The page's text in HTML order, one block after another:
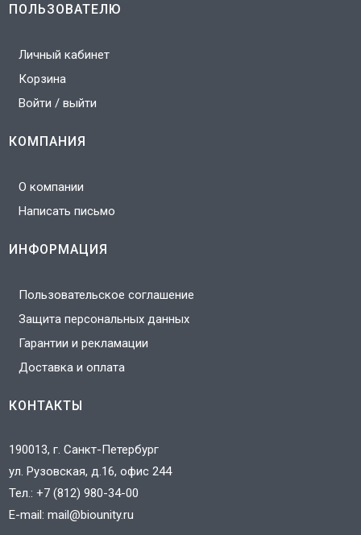
ПОЛЬЗОВАТЕЛЮ
Личный кабинет
Корзина
Войти / выйти
КОМПАНИЯ
О компании
Написать письмо
ИНФОРМАЦИЯ
Пользовательское соглашение
Защита персональных данных
Гарантии и рекламации
Доставка и оплата
КОНТАКТЫ
190013, г. Санкт-Петербург
ул. Рузовская, д.16, офис 244
Тел.:+7 (812) 980-34-00
E-mail:mail@biounity.ru